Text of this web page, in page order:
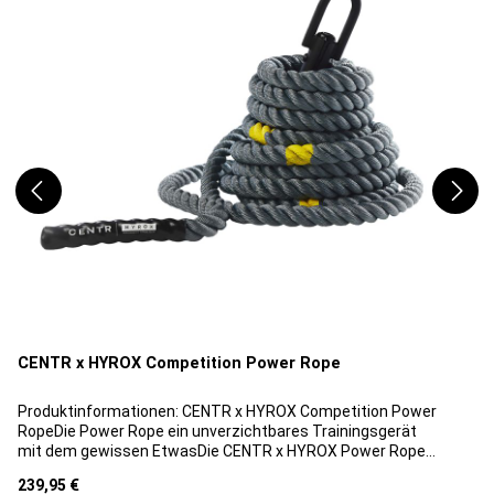
CENTR x HYROX Competition Power Rope
Produktinformationen: CENTR x HYROX Competition Power
RopeDie Power Rope ein unverzichtbares Trainingsgerät
mit dem gewissen EtwasDie CENTR x HYROX Power Rope
einer Länge von 15 Metern aus, wodurch deine Fortschritte
Regulärer Preis:
239,95 €